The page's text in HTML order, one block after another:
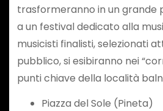
trasformeranno in un grande
a un festival dedicato alla
musicisti finalisti, selezionati
pubblico, si esibiranno nei
punti chiave della località
Piazza del Sole (Pineta)